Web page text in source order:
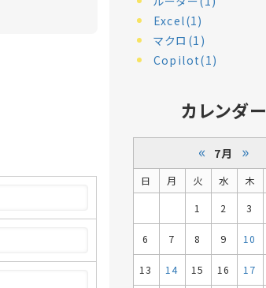
Excel(1)
マクロ(1)
Copilot(1)
カレンダー
« 7月 »
日 月 火 水 木
1
2 3
6 7 8 9 10
13 14 15 16 17